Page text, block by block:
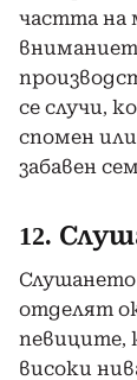
частта на
се случи,
спомен
забавен
12.
Слушането
отделят
певиците,
високи